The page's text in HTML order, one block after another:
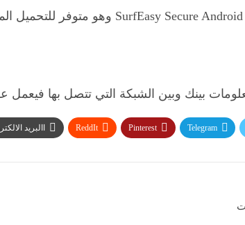
بينك وبين الشبكة التي تتصل بها
Telegram
Pinterest
ReddIt االبريد